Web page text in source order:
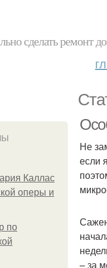
сделать ремонт
Каллас
оперы и
по
Не
если
– за